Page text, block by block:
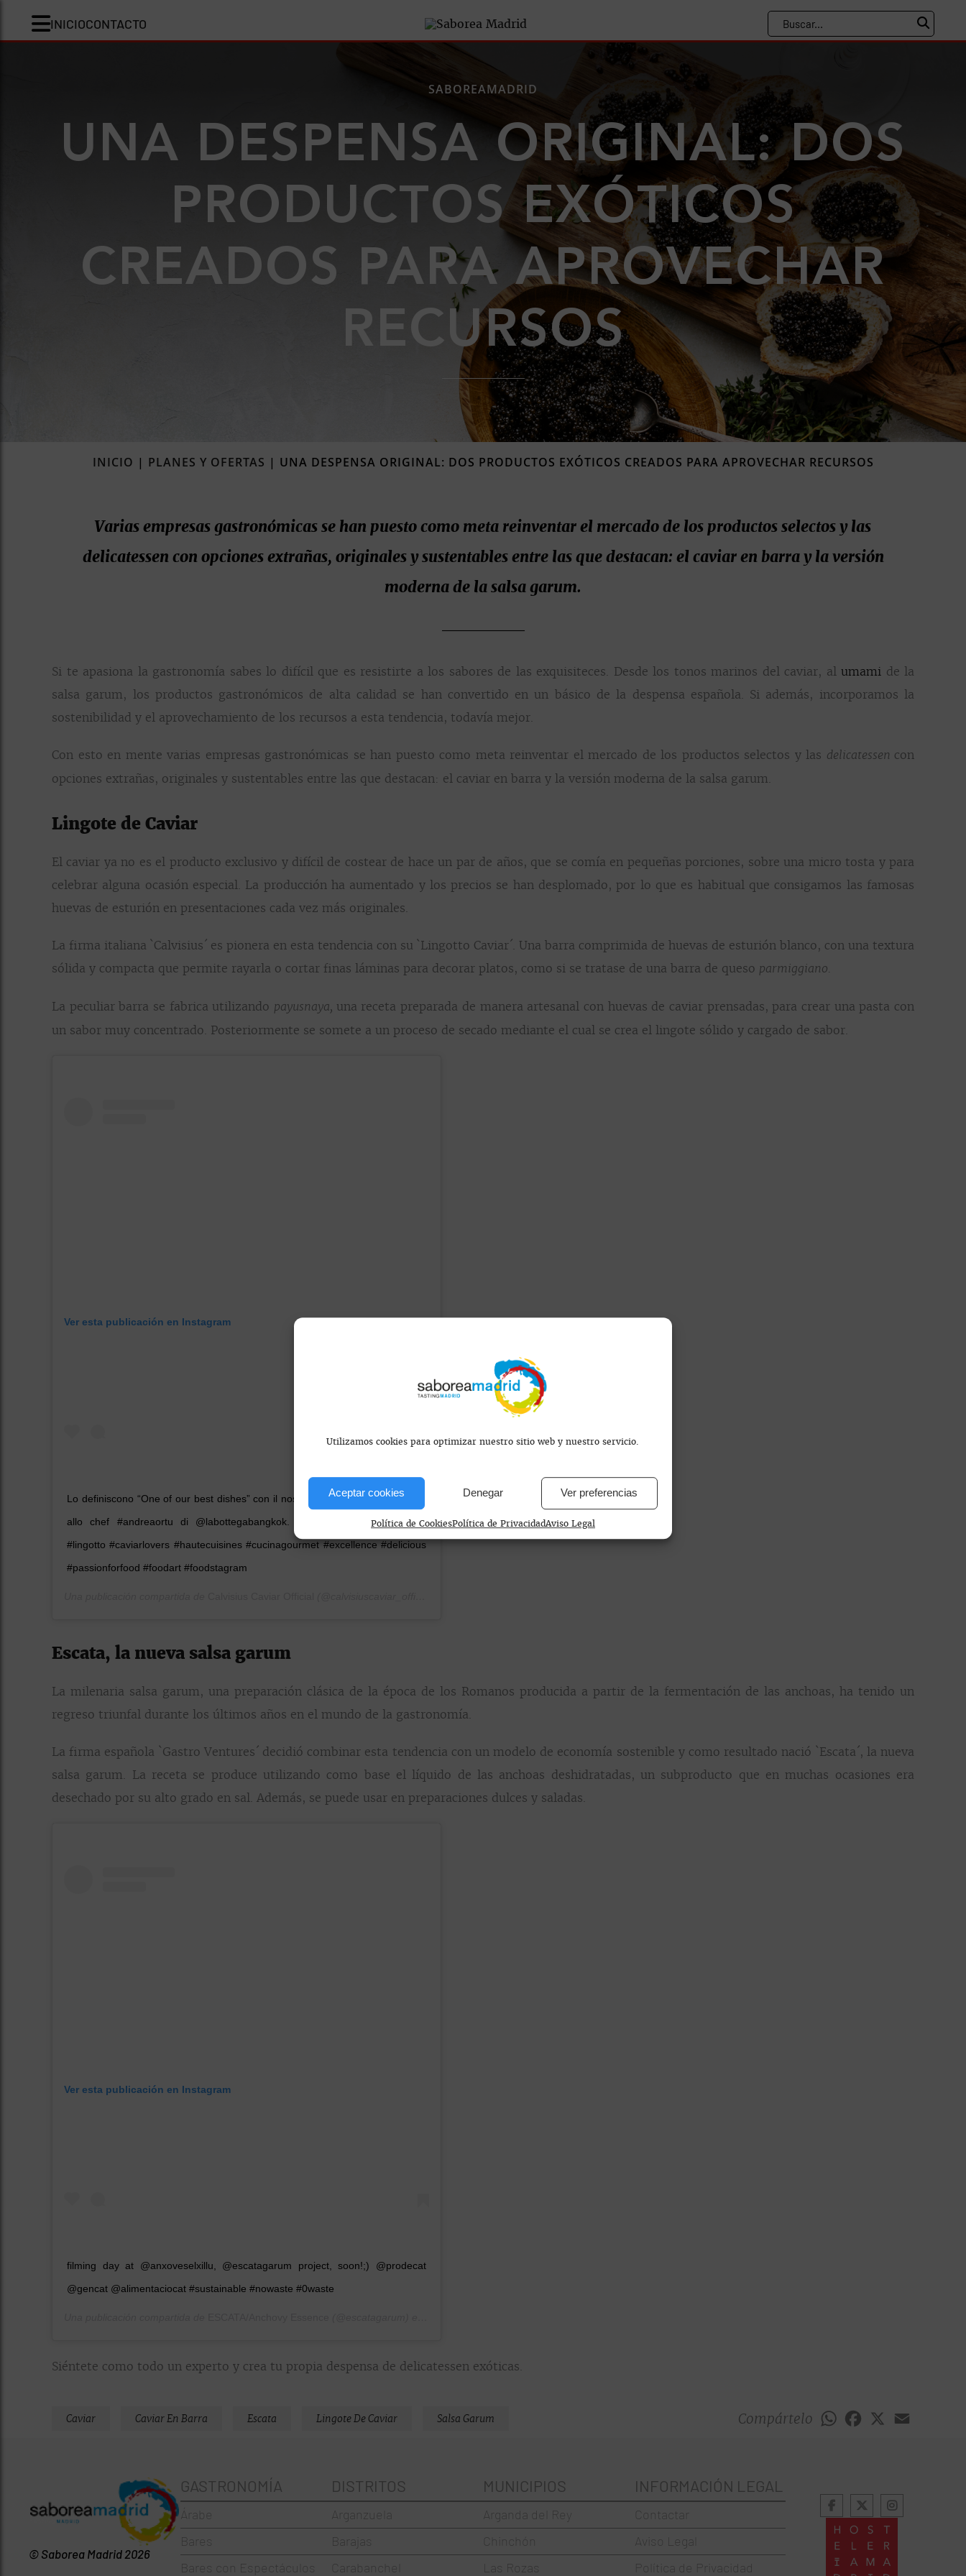
Utilizamos cookies para optimizar nuestro sitio web y nuestro servicio.
Aceptar cookies Denegar Ver preferencias
Política de CookiesPolítica de PrivacidadAviso Legal
INICIOCONTACTO
SABOREAMADRID
UNA DESPENSA ORIGINAL: DOS
PRODUCTOS EXÓTICOS
CREADOS PARA APROVECHAR
RECURSOS
INICIO | PLANES Y OFERTAS | UNA DESPENSA ORIGINAL: DOS PRODUCTOS EXÓTICOS CREADOS PARA APROVECHAR RECURSOS
Varias empresas gastronómicas se han puesto como meta reinventar el mercado de los productos selectos y las
delicatessen con opciones extrañas, originales y sustentables entre las que destacan: el caviar en barra y la versión
moderna de la salsa garum.
Si te apasiona la gastronomía sabes lo difícil que es resistirte a los sabores de las exquisiteces. Desde los tonos marinos del caviar, al umami de la
salsa garum, los productos gastronómicos de alta calidad se han convertido en un básico de la despensa española. Si además, incorporamos la
sostenibilidad y el aprovechamiento de los recursos a esta tendencia, todavía mejor.
Con esto en mente varias empresas gastronómicas se han puesto como meta reinventar el mercado de los productos selectos y las delicatessen con
opciones extrañas, originales y sustentables entre las que destacan: el caviar en barra y la versión moderna de la salsa garum.
Lingote de Caviar
El caviar ya no es el producto exclusivo y difícil de costear de hace un par de años, que se comía en pequeñas porciones, sobre una micro tosta y para
celebrar alguna ocasión especial. La producción ha aumentado y los precios se han desplomado, por lo que es habitual que consigamos las famosas
huevas de esturión en presentaciones cada vez más originales.
La firma italiana `Calvisius´ es pionera en esta tendencia con su `Lingotto Caviar´. Una barra comprimida de huevas de esturión blanco, con una textura
sólida y compacta que permite rayarla o cortar finas láminas para decorar platos, como si se tratase de una barra de queso parmiggiano.
La peculiar barra se fabrica utilizando payusnaya, una receta preparada de manera artesanal con huevas de caviar prensadas, para crear una pasta con
un sabor muy concentrado. Posteriormente se somete a un proceso de secado mediante el cual se crea el lingote sólido y cargado de sabor.
Ver esta publicación en Instagram
Lo definiscono “One of our best dishes” con il nostro lingotto Calvisius. Grazie
allo chef #andreaortu di @labottegabangkok. #calvisius #caviar #caviale
#lingotto #caviarlovers #hautecuisines #cucinagourmet #excellence #delicious
#passionforfood #foodart #foodstagram
Escata, la nueva salsa garum
La milenaria salsa garum, una preparación clásica de la época de los Romanos producida a partir de la fermentación de las anchoas, ha tenido un
regreso triunfal durante los últimos años en el mundo de la gastronomía.
La firma española `Gastro Ventures´ decidió combinar esta tendencia con un modelo de economía sostenible y como resultado nació `Escata´, la nueva
salsa garum. La receta se produce utilizando como base el líquido de las anchoas deshidratadas, un subproducto que en muchas ocasiones era
desechado por su alto grado en sal. Además, se puede usar en preparaciones dulces y saladas.
Ver esta publicación en Instagram
filming day at @anxoveselxillu, @escatagarum project, soon!;) @prodecat
@gencat @alimentaciocat #sustainable #nowaste #0waste
Siéntete como todo un experto y crea tu propia despensa de delicatessen exóticas.
Compártelo WhatsApp
Facebook
X
Caviar Caviar En Barra Escata Lingote De Caviar Salsa Garum
© Saborea Madrid 2026
GASTRONOMÍA
Árabe
Bares
Bares con Espectáculos
DISTRITOS
Arganzuela
Barajas
Carabanchel
MUNICIPIOS
Arganda del Rey
Chinchón
Las Rozas
INFORMACIÓN LEGAL
Contactar
Aviso Legal
Política de Privacidad